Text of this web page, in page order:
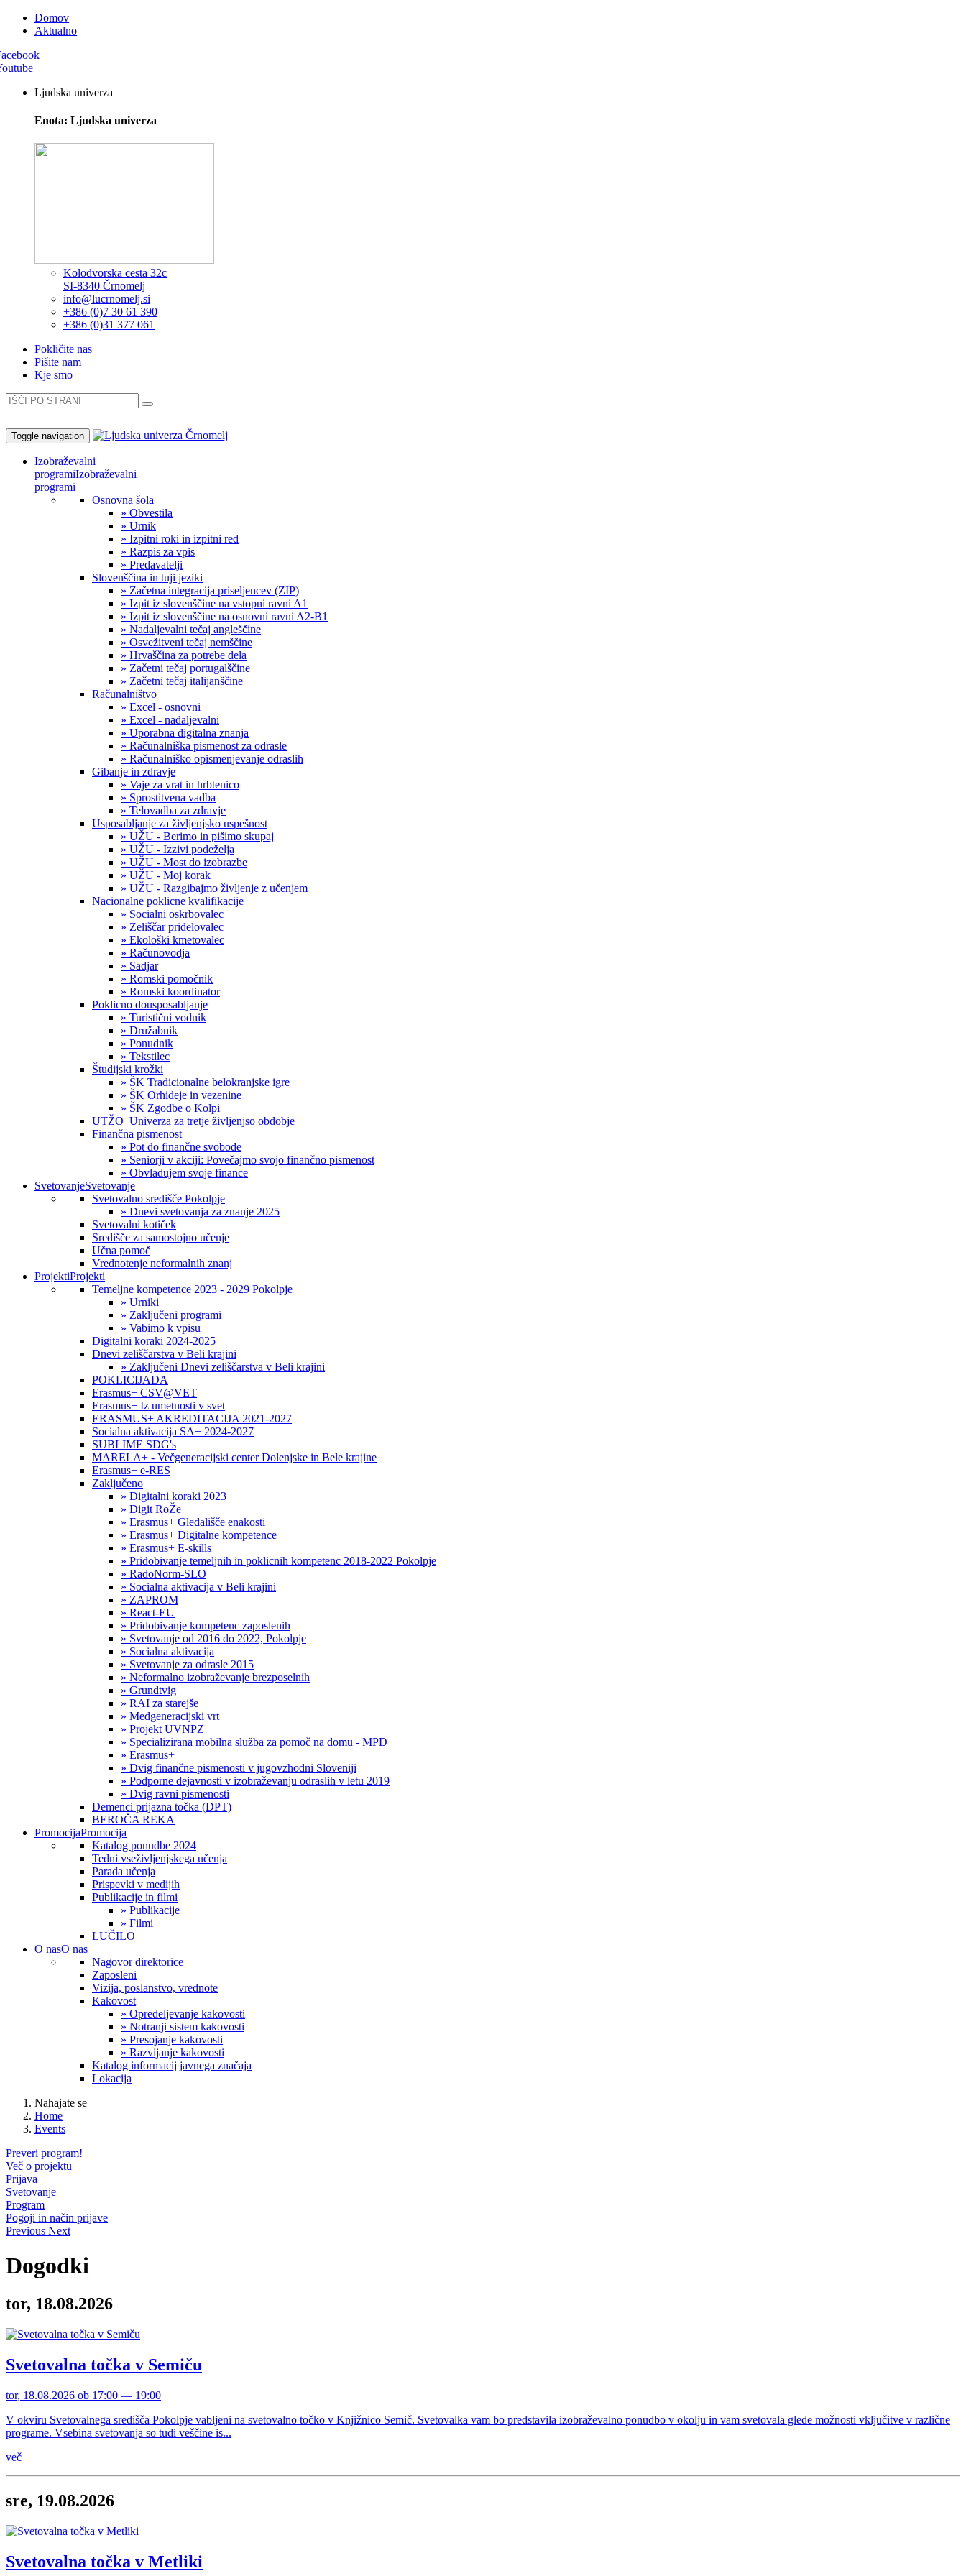
Domov
Aktualno
Ljudska univerza
Enota: Ljudska univerza
Kolodvorska cesta 32c
SI-8340 Črnomelj
info@lucrnomelj.si
+386 (0)7 30 61 390
+386 (0)31 377 061
Pokličite nas
Pišite nam
Kje smo
Toggle navigation
Izobraževalni
programiIzobraževalni
programi
Osnovna šola
» Obvestila
» Urnik
» Izpitni roki in izpitni red
» Razpis za vpis
» Predavatelji
Slovenščina in tuji jeziki
» Začetna integracija priseljencev (ZIP)
» Izpit iz slovenščine na vstopni ravni A1
» Izpit iz slovenščine na osnovni ravni A2-B1
» Nadaljevalni tečaj angleščine
» Osvežitveni tečaj nemščine
» Hrvaščina za potrebe dela
» Začetni tečaj portugalščine
» Začetni tečaj italijanščine
Računalništvo
» Excel - osnovni
» Excel - nadaljevalni
» Uporabna digitalna znanja
» Računalniška pismenost za odrasle
» Računalniško opismenjevanje odraslih
Gibanje in zdravje
» Vaje za vrat in hrbtenico
» Sprostitvena vadba
» Telovadba za zdravje
Usposabljanje za življenjsko uspešnost
» UŽU - Berimo in pišimo skupaj
» UŽU - Izzivi podeželja
» UŽU - Most do izobrazbe
» UŽU - Moj korak
» UŽU - Razgibajmo življenje z učenjem
Nacionalne poklicne kvalifikacije
» Socialni oskrbovalec
» Zeliščar pridelovalec
» Ekološki kmetovalec
» Računovodja
» Sadjar
» Romski pomočnik
» Romski koordinator
Poklicno dousposabljanje
» Turistični vodnik
» Družabnik
» Ponudnik
» Tekstilec
Študijski krožki
» ŠK Tradicionalne belokranjske igre
» ŠK Orhideje in vezenine
» ŠK Zgodbe o Kolpi
UTŽO_Univerza za tretje življenjso obdobje
Finančna pismenost
» Pot do finančne svobode
» Seniorji v akciji: Povečajmo svojo finančno pismenost
» Obvladujem svoje finance
SvetovanjeSvetovanje
Svetovalno središče Pokolpje
» Dnevi svetovanja za znanje 2025
Svetovalni kotiček
Središče za samostojno učenje
Učna pomoč
Vrednotenje neformalnih znanj
ProjektiProjekti
Temeljne kompetence 2023 - 2029 Pokolpje
» Urniki
» Zaključeni programi
» Vabimo k vpisu
Digitalni koraki 2024-2025
Dnevi zeliščarstva v Beli krajini
» Zaključeni Dnevi zeliščarstva v Beli krajini
POKLICIJADA
Erasmus+ CSV@VET
Erasmus+ Iz umetnosti v svet
ERASMUS+ AKREDITACIJA 2021-2027
Socialna aktivacija SA+ 2024-2027
SUBLIME SDG's
MARELA+ - Večgeneracijski center Dolenjske in Bele krajine
Erasmus+ e-RES
Zaključeno
» Digitalni koraki 2023
» Digit RoŽe
» Erasmus+ Gledališče enakosti
» Erasmus+ Digitalne kompetence
» Erasmus+ E-skills
» Pridobivanje temeljnih in poklicnih kompetenc 2018-2022 Pokolpje
» RadoNorm-SLO
» Socialna aktivacija v Beli krajini
» ZAPROM
» React-EU
» Pridobivanje kompetenc zaposlenih
» Svetovanje od 2016 do 2022, Pokolpje
» Socialna aktivacija
» Svetovanje za odrasle 2015
» Neformalno izobraževanje brezposelnih
» Grundtvig
» RAI za starejše
» Medgeneracijski vrt
» Projekt UVNPZ
» Specializirana mobilna služba za pomoč na domu - MPD
» Erasmus+
» Dvig finančne pismenosti v jugovzhodni Sloveniji
» Podporne dejavnosti v izobraževanju odraslih v letu 2019
» Dvig ravni pismenosti
Demenci prijazna točka (DPT)
BEROČA REKA
PromocijaPromocija
Katalog ponudbe 2024
Tedni vseživljenjskega učenja
Parada učenja
Prispevki v medijih
Publikacije in filmi
» Publikacije
» Filmi
LUČILO
O nasO nas
Nagovor direktorice
Zaposleni
Vizija, poslanstvo, vrednote
Kakovost
» Opredeljevanje kakovosti
» Notranji sistem kakovosti
» Presojanje kakovosti
» Razvijanje kakovosti
Katalog informacij javnega značaja
Lokacija
Nahajate se
Home
Events
Preveri program!
Več o projektu
Prijava
Svetovanje
Program
Pogoji in način prijave
Previous Next
Dogodki
tor, 18.08.2026
Svetovalna točka v Semiču
tor, 18.08.2026 ob 17:00 — 19:00
V okviru Svetovalnega središča Pokolpje vabljeni na svetovalno točko v Knjižnico Semič. Svetovalka vam bo predstavila izobraževalno ponudbo v okolju in vam svetovala glede možnosti vključitve v različne
programe. Vsebina svetovanja so tudi veščine is...
več
sre, 19.08.2026
Svetovalna točka v Metliki